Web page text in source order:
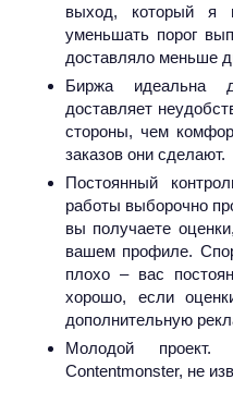
выход, который я
уменьшать порог
доставляло меньше
Биржа идеальна
доставляет
стороны, чем
заказов они сделают.
Постоянный
работы выборочно
вы получаете
вашем профиле.
плохо – вас
хорошо, если
дополнительную
Молодой
Contentmonster, не